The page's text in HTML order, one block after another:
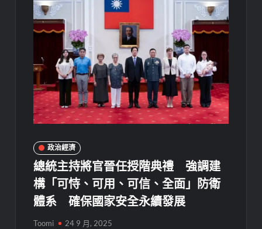
政治經濟
總統主持將官晉任授階典禮 強調建
構「可恃、可用、可信、全面」防衛
體系 確保國家安全永續發展
Toomi 24 9 月, 2025